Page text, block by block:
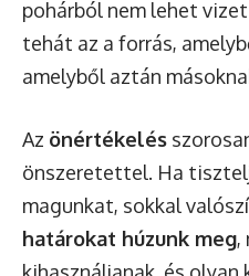
pohárból nem lehet
tehát az a forrás,
amelyből aztán
Az önértékelés
önszeretettel. Ha
magunkat, sokkal
határokat húzunk meg,